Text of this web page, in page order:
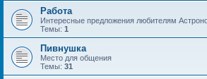
Работа
Интересные предложения любителям
Темы: 1
Пивнушка
Место для общения
Темы: 31